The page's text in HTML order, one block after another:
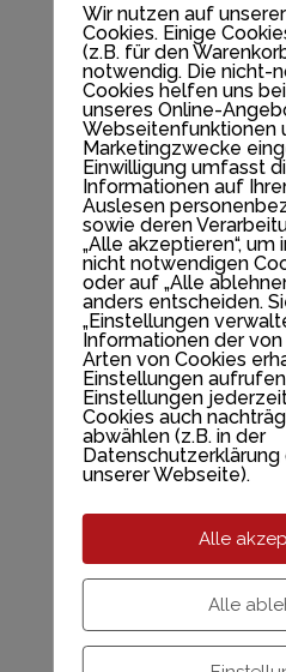
Navigationsleiste
meisten Leute starten
Seite mit einer
Besucher der Website.
Beispiel stehen:
Hallo! Tagsüber
Fahrradkurier,
aufstrebender
hier ist mein Blog.
habe einen großen
mag die
kühles Bier.
löschen und statt
mit deinem eigenen
Viel Spaß!
Wir nutzen auf
Cookies. Einige
(z.B. für den
notwendig. Die nicht-
Cookies helfen uns
unseres Online-
Webseitenfunktionen
Marketingzwecke
Einwilligung umfasst
Informationen auf
Auslesen
sowie deren
„Alle akzeptieren“, um
nicht notwendigen
oder auf „Alle
anders entscheiden.
„Einstellungen
Informationen der
Arten von Cookies
Einstellungen
Einstellungen
Cookies auch
abwählen (z.B. in der
unserer Webseite).
Alle
Alle